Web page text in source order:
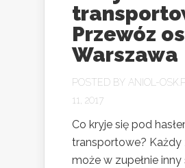
Przewóz
Warszawa
POSTED BY ANIOL-
11, 2017
Co kryje się pod
transportowe? Każdy
może w zupełnie